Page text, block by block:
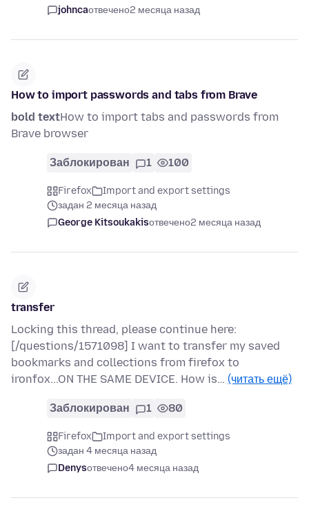
johncaотвечено2 месяца назад
How to import passwords and tabs from Brave
bold textHow to import tabs and passwords from
Brave browser
Заблокирован 1 100
Firefox
Import and export settings
задан 2 месяца назад
George Kitsoukakisотвечено2 месяца назад
transfer
Locking this thread, please continue here:
[/questions/1571098] I want to transfer my saved
bookmarks and collections from firefox to
ironfox...ON THE SAME DEVICE. How is… (читать ещё)
Заблокирован 1 80
Firefox
Import and export settings
задан 4 месяца назад
Denysотвечено4 месяца назад